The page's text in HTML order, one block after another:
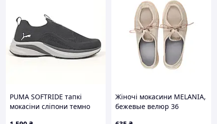
PUMA SOFTRIDE тапкі
мокасіни сліпони темно
Жіночі мокасини MELANIA,
бежевые велюр 36